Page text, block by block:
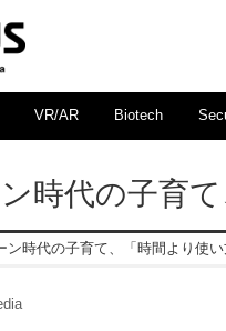
VR/AR Biotech
時代の子育
ン時代の子育て、「時間より使